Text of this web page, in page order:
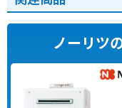
ノーリツ